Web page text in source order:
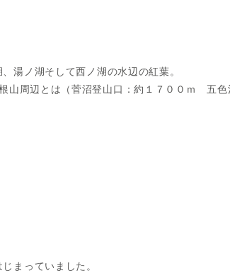
湯ノ湖そして西ノ湖の水辺の紅葉。
山周辺とは（菅沼登山口：約１７００ｍ 五
まっていました。